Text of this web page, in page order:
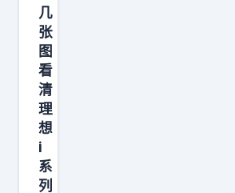
电
机
，
全
尺
寸
大
六
座
机
甲
风
设
计
、
豪
华
几
张
图
看
清
理
想
i
系
列